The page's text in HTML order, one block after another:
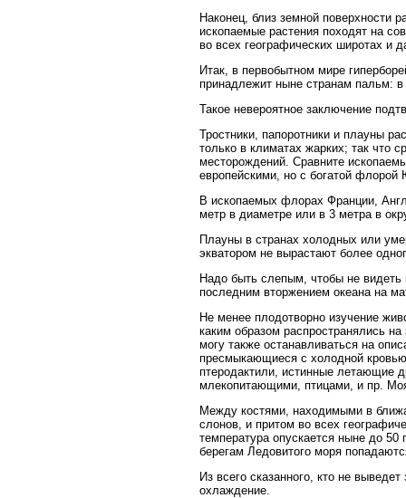
Наконец, близ земной поверхности
ископаемые растения походят на
во всех географических широтах и
Итак, в первобытном мире
принадлежит ныне странам пальм:
Такое невероятное заключение
Тростники, папоротники и плауны
только в климатах жарких; так что
месторождений. Сравните
европейскими, но с богатой
В ископаемых флорах Франции,
метр в диаметре или в 3 метра в
Плауны в странах холодных или
экватором не вырастают более
Надо быть слепым, чтобы не видеть
последним вторжением океана на
Не менее плодотворно изучение
каким образом распространялись
могу также останавливаться на
пресмыкающиеся с холодной
птеродактили, истинные летающие
млекопитающими, птицами, и пр. Моя
Между костями, находимыми в
слонов, и притом во всех
температура опускается ныне до
берегам Ледовитого моря
Из всего сказанного, кто не
охлаждение.